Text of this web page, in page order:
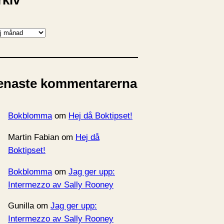
kommentarerna
Bokblommaom Hej då Boktipset!
Martin Fabian om Hej då
Boktipset!
Bokblomma om Jag ger upp:
Intermezzo av Sally Rooney
Gunillaom Jag ger upp:
Intermezzo av Sally Rooney